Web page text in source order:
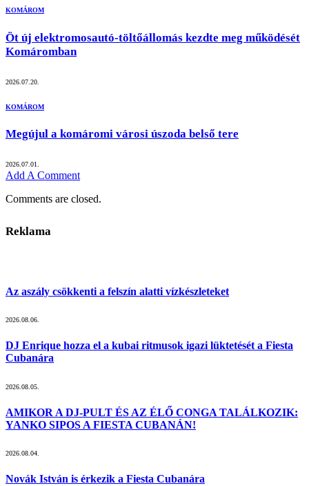
KOMÁROM
Öt új elektromosautó-töltőállomás kezdte meg működését
Komáromban
2026.07.20.
KOMÁROM
Megújul a komáromi városi úszoda belső tere
2026.07.01.
Add A Comment
Comments are closed.
Reklama
Az aszály csökkenti a felszín alatti vízkészleteket
2026.08.06.
DJ Enrique hozza el a kubai ritmusok igazi lüktetését a Fiesta
Cubanára
2026.08.05.
AMIKOR A DJ-PULT ÉS AZ ÉLŐ CONGA TALÁLKOZIK:
YANKO SIPOS A FIESTA CUBANÁN!
2026.08.04.
Novák István is érkezik a Fiesta Cubanára